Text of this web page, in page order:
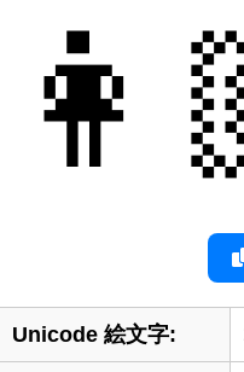
Unicode 絵文字: